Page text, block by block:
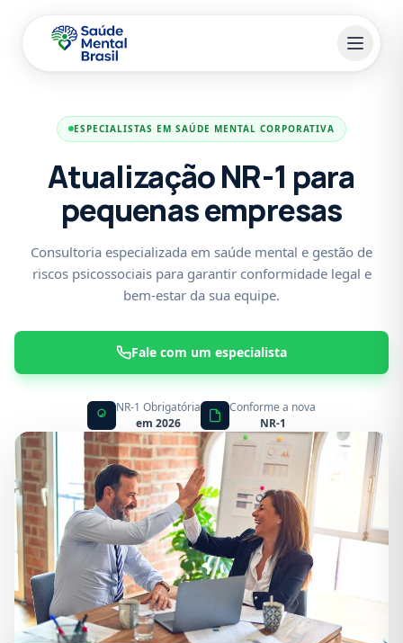
ESPECIALISTAS EM SAÚDE MENTAL CORPORATIVA
Atualização NR-1 para
pequenas empresas
Consultoria especializada em saúde mental e gestão de
riscos psicossociais para garantir conformidade legal e
bem-estar da sua equipe.
Fale com um especialista
NR-1 Obrigatória
em 2026
Conforme a nova
NR-1